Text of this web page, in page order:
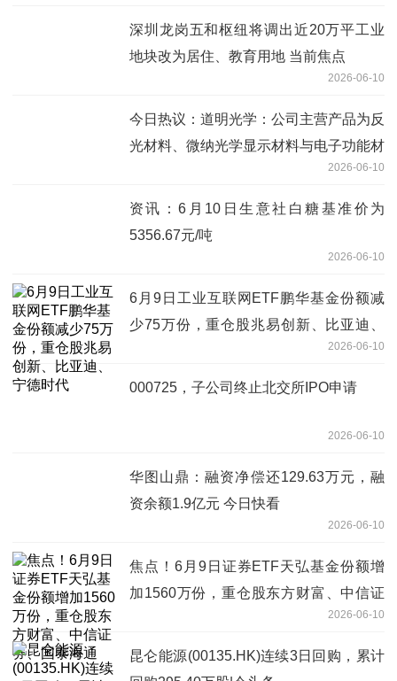
深圳龙岗五和枢纽将调出近20万平工业
地块改为居住、教育用地 当前焦点
2026-06-10
今日热议：道明光学：公司主营产品为反
光材料、微纳光学显示材料与电子功能材
2026-06-10
资讯：6月10日生意社白糖基准价为
5356.67元/吨
2026-06-10
6月9日工业互联网ETF鹏华基金份额减
少75万份，重仓股兆易创新、比亚迪、
2026-06-10
000725，子公司终止北交所IPO申请
2026-06-10
华图山鼎：融资净偿还129.63万元，融
资余额1.9亿元 今日快看
2026-06-10
焦点！6月9日证券ETF天弘基金份额增
加1560万份，重仓股东方财富、中信证
2026-06-10
昆仑能源(00135.HK)连续3日回购，累计